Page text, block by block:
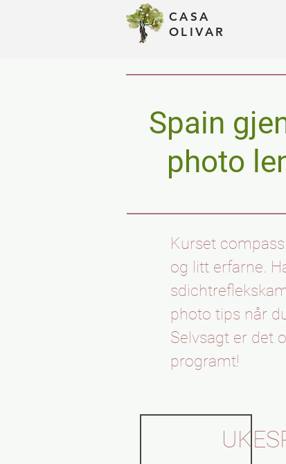
CASA
OLIVAR
Spain
photo
Kurset
og litt erfarne.
photo tips når
Selvsagt er det
programt!